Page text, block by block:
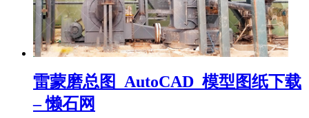
雷蒙磨总图_AutoCAD_模型图纸下载
– 懒石网